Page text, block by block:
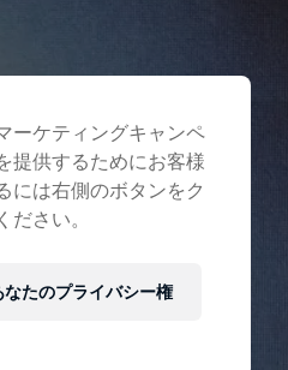
ーケティングキャンペ
提供するためにお客様
には右側のボタンをク
ださい。
なたのプライバシー権